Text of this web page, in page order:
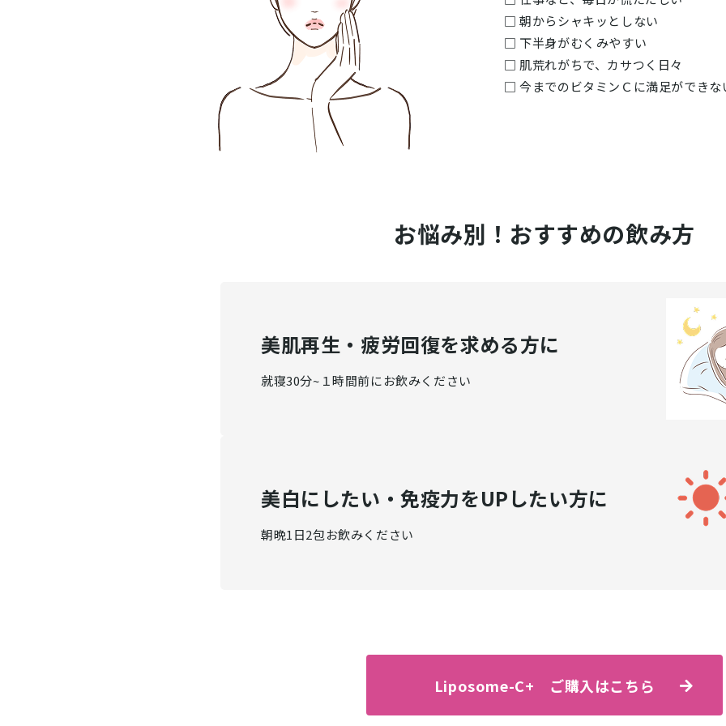
□ 朝からシャキッとしない
□ 下半身がむくみやすい
□ 肌荒れがちで、カサつく日々
□ 今までのビタミンＣに満足ができな
お悩み別！おすすめの飲み方
美肌再生・疲労回復を求める方に
就寝30分~１時間前にお飲みください
美白にしたい・免疫力をUPしたい方に
朝晩1日2包お飲みください
Liposome-C+ ご購入はこちら